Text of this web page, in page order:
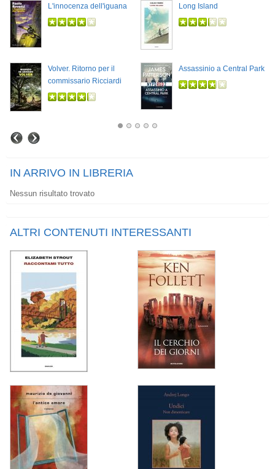
L'innocenza dell'iguana Long Island
Volver. Ritorno per il
commissario Ricciardi
Assassinio a Central Park
IN ARRIVO IN LIBRERIA
Nessun risultato trovato
ALTRI CONTENUTI INTERESSANTI